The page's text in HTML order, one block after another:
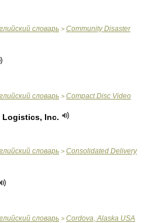
словарь > Community Disaster
словарь > Compact Disc Video
Logistics, Inc.
словарь > Consolidated Delivery
словарь > Cordova, Alaska USA